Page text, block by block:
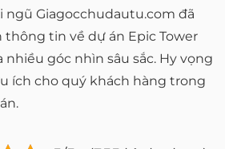
ngũ Giagocchudautu.com đã
tin về dự án Epic Tower
nhiều góc nhìn sâu sắc. Hy vọng
ích cho quý khách hàng trong